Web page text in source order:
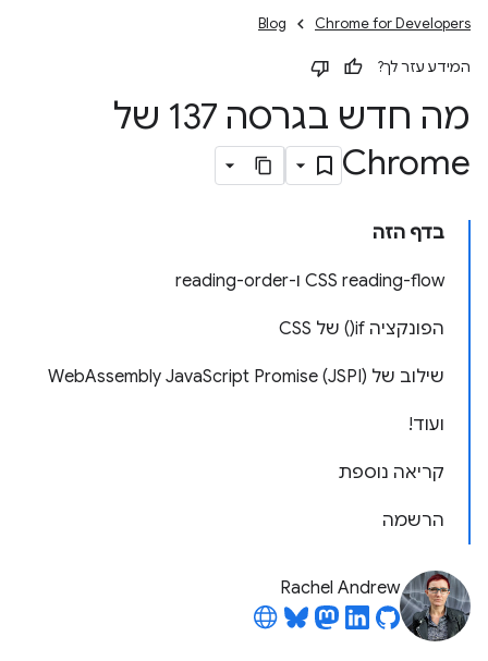
Chrome for Developers
Blog
המידע עזר לך?
מה חדש בגרסה 137 של
Chrome
בדף הזה
‫CSS reading-flow ו-reading-order
הפונקציה if() של CSS
שילוב של WebAssembly JavaScript Promise (JSPI)
ועוד!
קריאה נוספת
הרשמה
Rachel Andrew